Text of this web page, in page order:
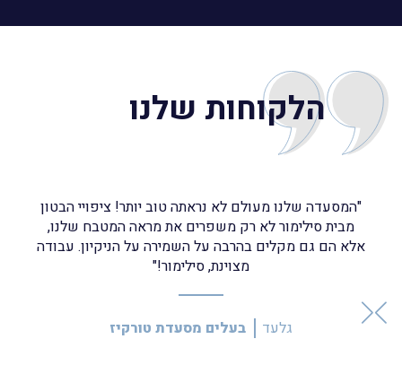
הלקוחות שלנו
"המסעדה שלנו מעולם לא נראתה טוב יותר! ציפויי הבטון
מבית סילימור לא רק משפרים את מראה המטבח שלנו,
אלא הם גם מקלים בהרבה על השמירה על הניקיון. עבודה
מצוינת, סילימור!"
גלעד בעלים מסעדת טורקיז